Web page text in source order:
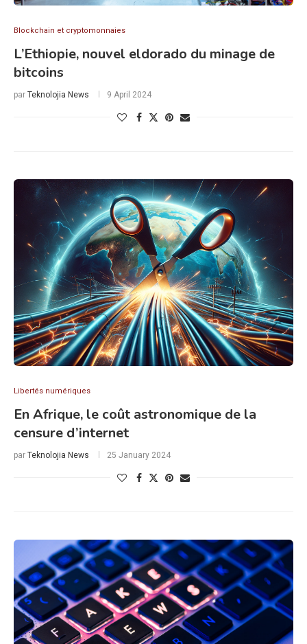
Blockchain et cryptomonnaies
L’Ethiopie, nouvel eldorado du minage de
bitcoins
par Teknolojia News 9 April 2024
Libertés numériques
En Afrique, le coût astronomique de la
censure d’internet
par Teknolojia News 25 January 2024